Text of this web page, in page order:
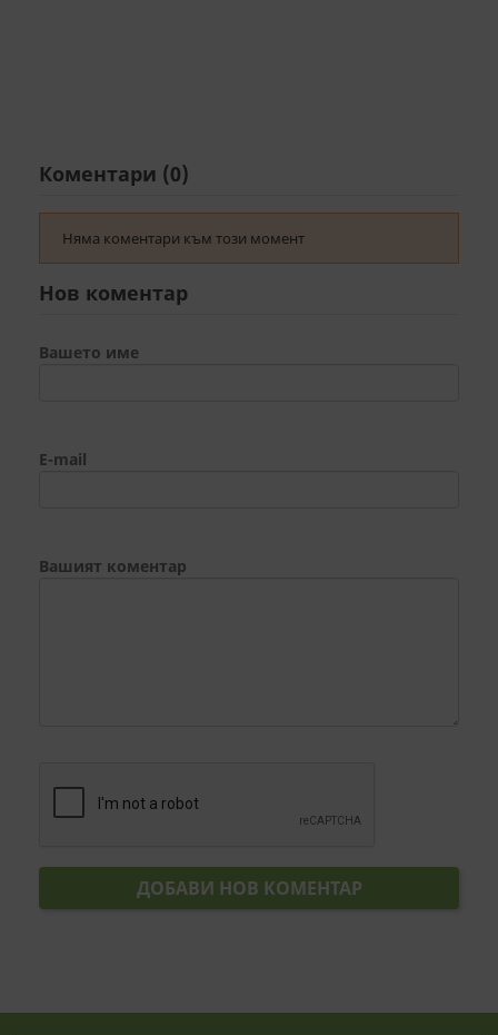
Коментари (0)
Няма коментари към този момент
Нов коментар
Вашето име
E-mail
Вашият коментар
ДОБАВИ НОВ КОМЕНТАР